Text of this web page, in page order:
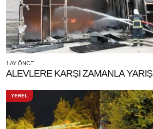
1 AY ÖNCE
ALEVLERE KARŞI ZAMANLA YARIŞ
YEREL